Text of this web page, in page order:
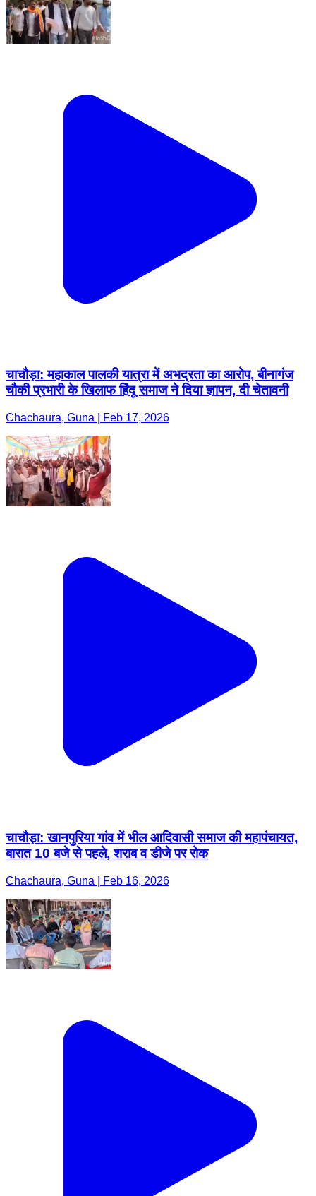
चाचौड़ा: महाकाल पालकी यात्रा में अभद्रता का आरोप, बीनागंज
चौकी प्रभारी के खिलाफ हिंदू समाज ने दिया ज्ञापन, दी चेतावनी
Chachaura, Guna | Feb 17, 2026
चाचौड़ा: खानपुरिया गांव में भील आदिवासी समाज की महापंचायत,
बारात 10 बजे से पहले, शराब व डीजे पर रोक
Chachaura, Guna | Feb 16, 2026